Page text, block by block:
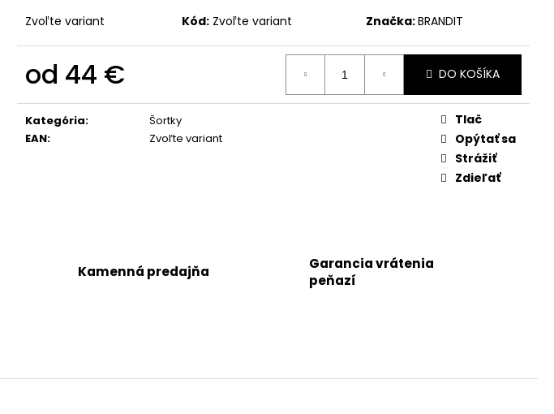
Zvoľte variant Kód: Zvoľte variant Značka:BRANDIT
od 44 €
cena:
DO KOŠÍKA
Kategória:
Šortky
EAN: Zvoľte variant
Tlač
Opýtať sa
Strážiť
Zdieľať
Kamenná predajňa
Garancia vrátenia
peňazí